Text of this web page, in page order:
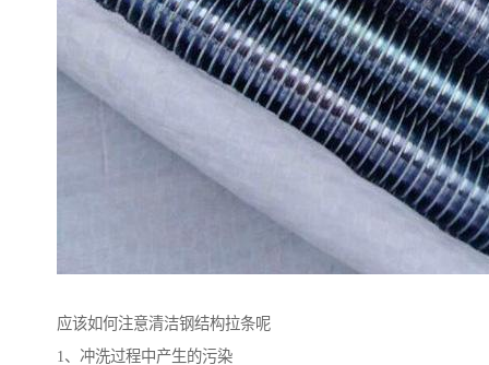
应该如何注意清洁钢结构拉条呢
1、冲洗过程中产生的污染